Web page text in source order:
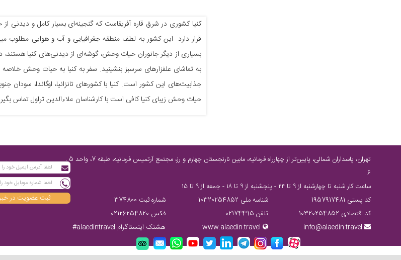
کنیا کشوری در شرق قاره آفریقاست که گنجینه‌ای بسیار کامل و دیدنی
قرار دارد. این کشور به لطف منطقه جغرافیایی و آب و هوایی مطلوب
بسیاری از دیگر جانوران حیات وحش، گوشه‌ای از دیدنی‌های کنیا هستند،
به تماشای علفزار‌های سرسبز بنشینید. سفر به کنیا به حیات وحش
جذابیت‌های این کشور است. کنیا با کشور‌های تانزانیا، اوگاندا، سودان
حیات وحش زیبای کنیا کافی است با کارشناسان علاءالدین تراول تماس
تهران، پاسداران شمالی، پایین‌تر از چهارراه فرمانیه، مابین نارنجستان چهارم و رز، مجتمع آرتمیس فرمانیه، طبقه 7، واحد 5 ,
6
ساعت كار شنبه تا چهارشنبه از ٩ تا ٢٤ - پنجشنبه از ٩ تا ١٨ - جمعه از ٩ تا ١٥
کد پستی 1957917481
شناسه ملی 10320254852
شماره ثبت 374800
کد اقتصادی 10320254852
تلفن 02174495
فکس 02126254820
info@alaedin.travel
www.alaedin.travel هشتک اینستاگرام alaedintravel#
ثبت عضویت در